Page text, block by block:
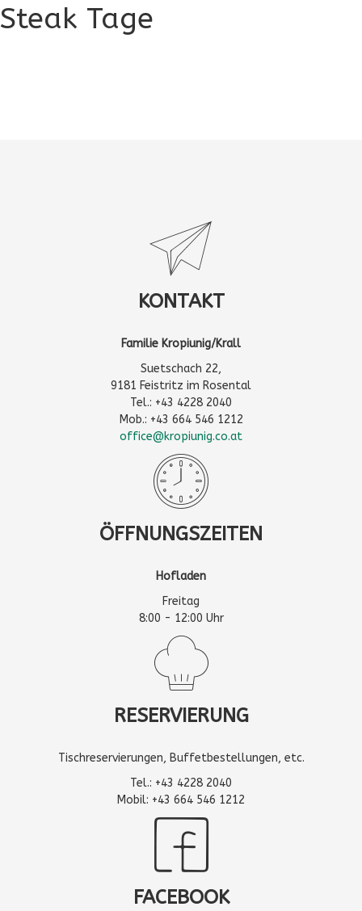
Steak Tage
KONTAKT
Familie Kropiunig/Krall
Suetschach 22,
9181 Feistritz im Rosental
Tel.: +43 4228 2040
Mob.: +43 664 546 1212
office@kropiunig.co.at
ÖFFNUNGSZEITEN
Hofladen
Freitag
8:00 - 12:00 Uhr
RESERVIERUNG
Tischreservierungen, Buffetbestellungen, etc.
Tel.: +43 4228 2040
Mobil: +43 664 546 1212
FACEBOOK